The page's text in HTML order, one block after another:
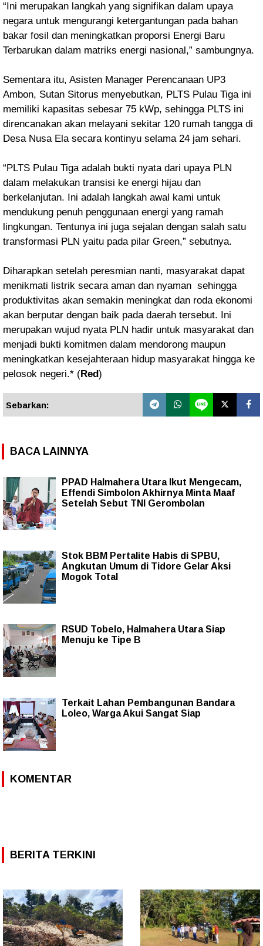
“Ini merupakan langkah yang signifikan dalam upaya
negara untuk mengurangi ketergantungan pada bahan
bakar fosil dan meningkatkan proporsi Energi Baru
Terbarukan dalam matriks energi nasional,” sambungnya.
Sementara itu, Asisten Manager Perencanaan UP3
Ambon, Sutan Sitorus menyebutkan, PLTS Pulau Tiga ini
memiliki kapasitas sebesar 75 kWp, sehingga PLTS ini
direncanakan akan melayani sekitar 120 rumah tangga di
Desa Nusa Ela secara kontinyu selama 24 jam sehari.
“PLTS Pulau Tiga adalah bukti nyata dari upaya PLN
dalam melakukan transisi ke energi hijau dan
berkelanjutan. Ini adalah langkah awal kami untuk
mendukung penuh penggunaan energi yang ramah
lingkungan. Tentunya ini juga sejalan dengan salah satu
transformasi PLN yaitu pada pilar Green,” sebutnya.
Diharapkan setelah peresmian nanti, masyarakat dapat
menikmati listrik secara aman dan nyaman sehingga
produktivitas akan semakin meningkat dan roda ekonomi
akan berputar dengan baik pada daerah tersebut. Ini
merupakan wujud nyata PLN hadir untuk masyarakat dan
menjadi bukti komitmen dalam mendorong maupun
meningkatkan kesejahteraan hidup masyarakat hingga ke
pelosok negeri.* (Red)
Sebarkan:
BACA LAINNYA
PPAD Halmahera Utara Ikut Mengecam,
Effendi Simbolon Akhirnya Minta Maaf
Setelah Sebut TNI Gerombolan
Stok BBM Pertalite Habis di SPBU,
Angkutan Umum di Tidore Gelar Aksi
Mogok Total
RSUD Tobelo, Halmahera Utara Siap
Menuju ke Tipe B
Terkait Lahan Pembangunan Bandara
Loleo, Warga Akui Sangat Siap
KOMENTAR
BERITA TERKINI